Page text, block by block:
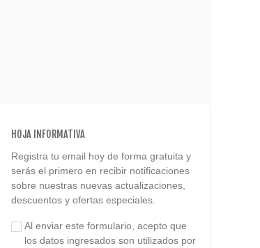
HOJA INFORMATIVA
Registra tu email hoy de forma gratuita y
serás el primero en recibir notificaciones
sobre nuestras nuevas actualizaciones,
descuentos y ofertas especiales.
Al enviar este formulario, acepto que
los datos ingresados son utilizados por